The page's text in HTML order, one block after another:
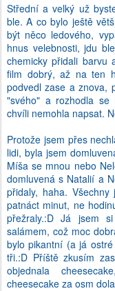
Střední a velký už
ble. A co bylo ještě
být něco ledového,
hnus velebnosti, jdu
chemicky přidali barvu
film dobrý, až na ten
podvedl zase a znova,
"svého" a rozhodla
chvíli nemohla napsat.
Protože jsem přes
lidi, byla jsem
Míša se mnou nebo
domluvená s Natalií a
přidaly, haha.
patnáct minut, ne
přežraly.:D Já jsem
salámem, což moc
bylo pikantní (a já
tři.:D Příště zkusím
objednala
cheesecake za osm